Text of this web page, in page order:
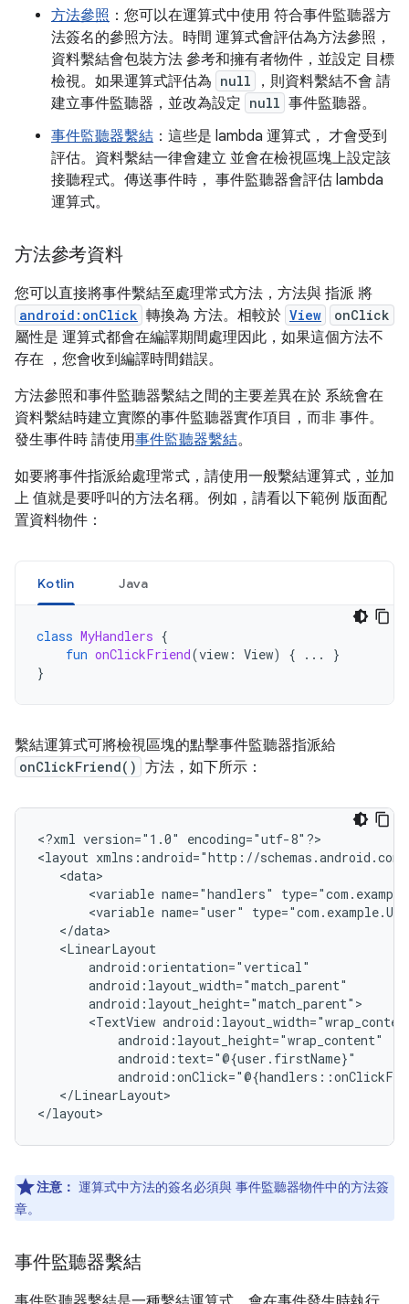
方法參照 ：您可以在運算式中使用 符合事件監聽器方
法簽名的參照方法。時間 運算式會評估為方法參照，
資料繫結會包裝方法 參考和擁有者物件，並設定 目標
檢視。如果運算式評估為 null
，則資料繫結不會 請
建立事件監聽器，並改為設定 null 事件監聽器。
事件監聽器繫結 ：這些是 lambda 運算式， 才會受到
評估。資料繫結一律會建立 並會在檢視區塊上設定該
接聽程式。傳送事件時， 事件監聽器會評估 lambda
運算式。
方法參考資料
您可以直接將事件繫結至處理常式方法，方法與 指派 將
android:onClick 轉換為 方法。相較於 View onClick
屬性是 運算式都會在編譯期間處理因此，如果這個方法不
存在 ，您會收到編譯時間錯誤。
方法參照和事件監聽器繫結之間的主要差異在於 系統會在
資料繫結時建立實際的事件監聽器實作項目，而非 事件。
發生事件時 請使用事件監聽器繫結。
如要將事件指派給處理常式，請使用一般繫結運算式，並加
上 值就是要呼叫的方法名稱。例如，請看以下範例 版面配
置資料物件：
Kotlin Java
class MyHandlers {
fun onClickFriend(view : View) { ...
}
}
繫結運算式可將檢視區塊的點擊事件監聽器指派給
onClickFriend() 方法，如下所示：
<?xml version="1.0"
encoding="utf-8"?>
<layout
<variable name="handlers"
<variable name="user"
<TextView
</LinearLayout>
注意： 運算式中方法的簽名必須與 事件監聽器物件中的方法簽
章。
事件監聽器繫結